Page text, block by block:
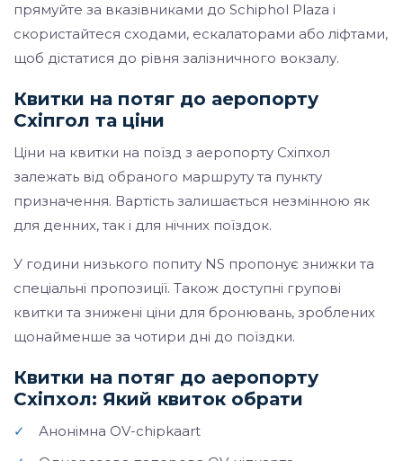
прямуйте за вказівниками до Schiphol Plaza і
скористайтеся сходами, ескалаторами або ліфтами,
щоб дістатися до рівня залізничного вокзалу.
Квитки на потяг до аеропорту
Схіпгол та ціни
Ціни на квитки на поїзд з аеропорту Схіпхол
залежать від обраного маршруту та пункту
призначення. Вартість залишається незмінною як
для денних, так і для нічних поїздок.
У години низького попиту NS пропонує знижки та
спеціальні пропозиції. Також доступні групові
квитки та знижені ціни для бронювань, зроблених
щонайменше за чотири дні до поїздки.
Квитки на потяг до аеропорту
Схіпхол: Який квиток обрати
✓
Анонімна OV-chipkaart